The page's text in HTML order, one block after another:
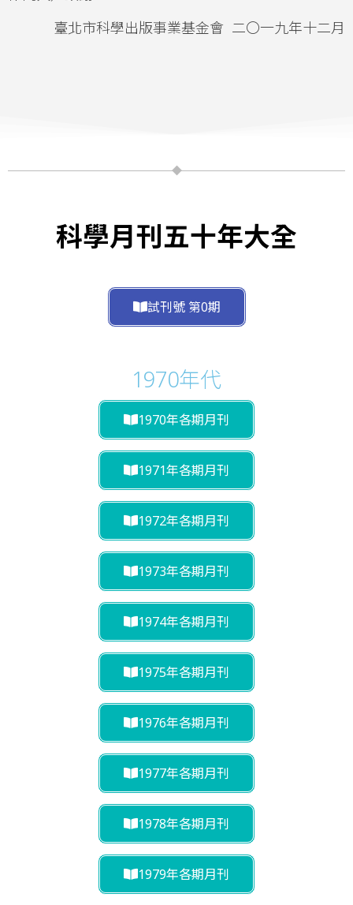
臺北市科學出版事業基金會 二〇一九年十二月
科學月刊五十年大全
試刊號 第0期
1970年代
1970年各期月刊
1971年各期月刊
1972年各期月刊
1973年各期月刊
1974年各期月刊
1975年各期月刊
1976年各期月刊
1977年各期月刊
1978年各期月刊
1979年各期月刊